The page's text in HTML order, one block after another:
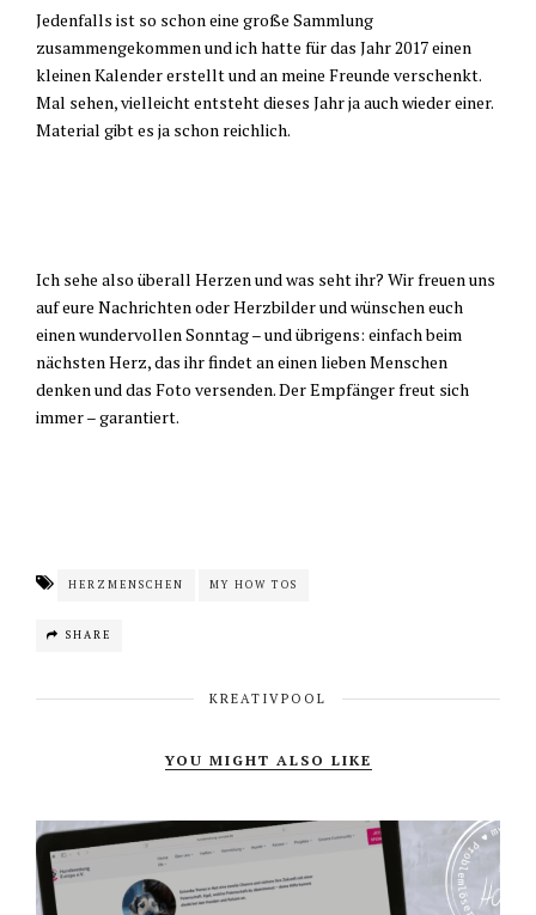
Jedenfalls ist so schon eine große Sammlung
zusammengekommen und ich hatte für das Jahr 2017 einen
kleinen Kalender erstellt und an meine Freunde verschenkt.
Mal sehen, vielleicht entsteht dieses Jahr ja auch wieder einer.
Material gibt es ja schon reichlich.
Ich sehe also überall Herzen und was seht ihr? Wir freuen uns
auf eure Nachrichten oder Herzbilder und wünschen euch
einen wundervollen Sonntag – und übrigens: einfach beim
nächsten Herz, das ihr findet an einen lieben Menschen
denken und das Foto versenden. Der Empfänger freut sich
immer – garantiert.
HERZMENSCHEN MY HOW TOS
SHARE
KREATIVPOOL
YOU MIGHT ALSO LIKE